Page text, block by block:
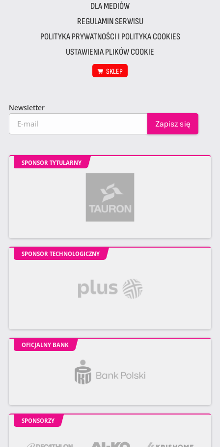
DLA MEDIÓW
REGULAMIN SERWISU
POLITYKA PRYWATNOŚCI I POLITYKA COOKIES
USTAWIENIA PLIKÓW COOKIE
SKLEP
Newsletter
SPONSOR TYTULARNY
SPONSOR TECHNOLOGICZNY
OFICJALNY BANK
SPONSORZY